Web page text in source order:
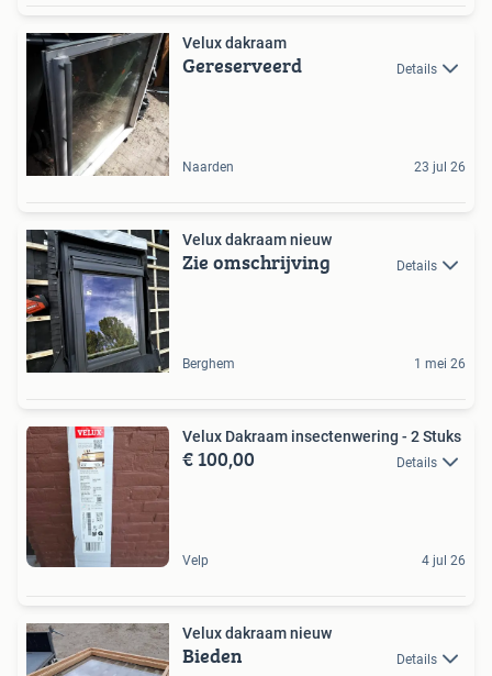
Velux dakraam
Gereserveerd Details
Naarden 23 jul 26
Velux dakraam nieuw
Zie omschrijving Details
Berghem 1 mei 26
Velux Dakraam insectenwering - 2 Stuks
€ 100,00 Details
Velp 4 jul 26
Velux dakraam nieuw
Bieden Details